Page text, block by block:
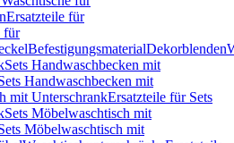
Ersatzteile für
für
BefestigungsmaterialDekorblenden
Sets Handwaschbecken mit
Handwaschbecken mit
mit UnterschrankErsatzteile für Sets
Sets Möbelwaschtisch mit
Möbelwaschtisch mit